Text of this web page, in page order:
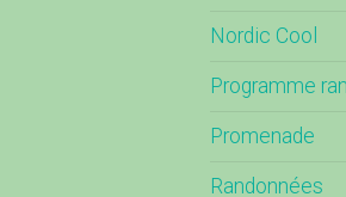
Nordic Cool
Programme
Promenade
Randonnées